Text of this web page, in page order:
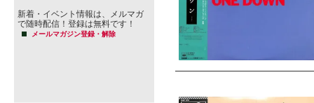
新着・イベント情報は、メルマガ
で随時配信！登録は無料です！
メールマガジン登録・解除